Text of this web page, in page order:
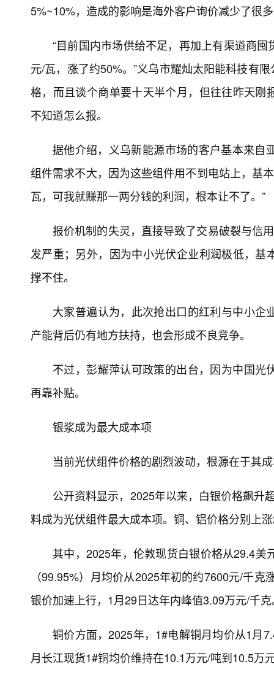
5%~10%，造成的影响是海外客户询价减少了很
“目前国内市场供给不足，再加上有渠道商
元/瓦，涨了约50%。”义乌市耀灿太阳能科技有
格，而且谈个商单要十天半个月，但往往昨天
不知道怎么报。
据他介绍，义乌新能源市场的客户基本来自
组件需求不大，因为这些组件用不到电站上，基
瓦，可我就赚那一两分钱的利润，根本让不了。”
报价机制的失灵，直接导致了交易破裂与信
发严重；另外，因为中小光伏企业利润极低，
撑不住。
大家普遍认为，此次抢出口的红利与中小
产能背后仍有地方扶持，也会形成不良竞争。
不过，彭耀萍认可政策的出台，因为中国
再靠补贴。
银浆成为最大成本项
当前光伏组件价格的剧烈波动，根源在于其
公开资料显示，2025年以来，白银价格飙升
料成为光伏组件最大成本项。铜、铝价格分别上
其中，2025年，伦敦现货白银价格从29.4
（99.95%）月均价从2025年初的约7600元/千
银价加速上行，1月29日达年内峰值3.09万元/千
铜价方面，2025年，1#电解铜月均价从1月
月长江现货1#铜均价维持在10.1万元/吨到10.5万